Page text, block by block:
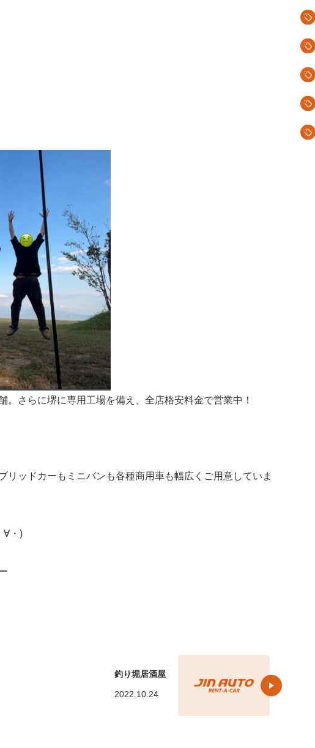
さらに堺に専用工場を備え、全店格安料金で営業中！
リッドカーもミニバンも各種商用車も幅広くご用意していま
∀・)
釣り堀居酒屋
2022.10.24